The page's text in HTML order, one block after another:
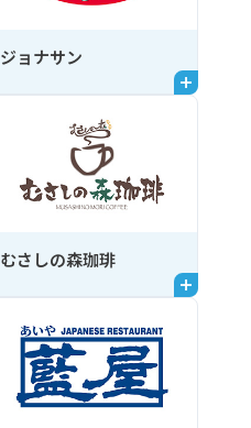
ジョナサン
むさしの森珈琲